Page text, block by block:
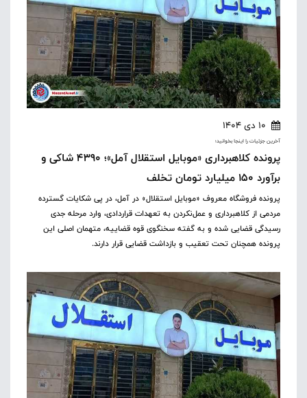
10 دی 1404
آخرین جزئیات را اینجا بخوانید؛
پرونده کلاهبرداری «موبایل استقلال آمل»؛ ۴۳۹۰ شاکی و
برآورد ۱۵۰ میلیارد تومان تخلف
پرونده فروشگاه معروف «موبایل استقلال» در آمل، در پی شکایات گسترده
مردمی از کلاهبرداری و عمل‌نکردن به تعهدات قراردادی، وارد مرحله جدی
رسیدگی قضایی شده و به گفته سخنگوی قوه قضاییه، متهمان اصلی این
پرونده همچنان تحت تعقیب و بازداشت قضایی قرار دارند.